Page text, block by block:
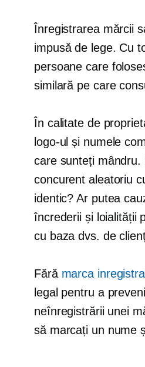
Înregistrarea mărcii
impusă de lege. Cu
persoane care
similară pe care
În calitate de
logo-ul și numele
care sunteți
concurent aleatoriu
identic? Ar putea
încrederii și loialității
cu baza dvs. de
Fără marca
legal pentru a
neînregistrării unei
să marcați un nume